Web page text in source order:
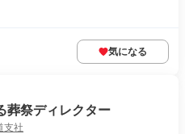
気になる
葬祭ディレクター
支社